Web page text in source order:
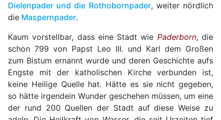
Dielenpader und die Rothobornpader, weiter nördlich
die Maspernpader.
Kaum vorstellbar, dass eine Stadt wie Paderborn, die
schon 799 von Papst Leo III. und Karl dem Großen
zum Bistum ernannt wurde und deren Geschichte aufs
Engste mit der katholischen Kirche verbunden ist,
keine Heilige Quelle hat. Hätte es sie nicht gegeben,
so hätte irgendein Wunder geschehen müssen, um eine
der rund 200 Quellen der Stadt auf diese Weise zu